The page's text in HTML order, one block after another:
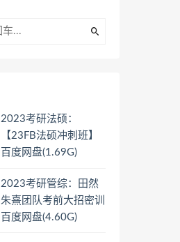
2023考研法硕：
【23FB法硕冲刺班】
百度网盘(1.69G)
2023考研管综：田然
朱熹团队考前大招密训
百度网盘(4.60G)